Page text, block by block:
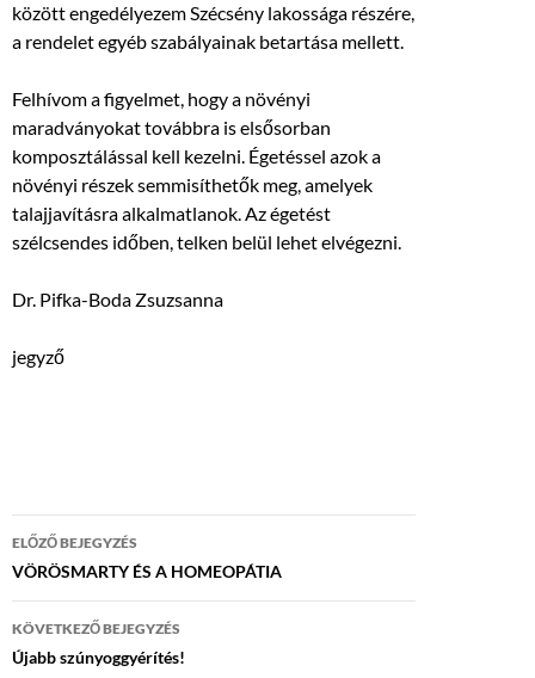
között engedélyezem Szécsény lakossága részére,
a rendelet egyéb szabályainak betartása mellett.
Felhívom a figyelmet, hogy a növényi
maradványokat továbbra is elsősorban
komposztálással kell kezelni. Égetéssel azok a
növényi részek semmisíthetők meg, amelyek
talajjavításra alkalmatlanok. Az égetést
szélcsendes időben, telken belül lehet elvégezni.
Dr. Pifka-Boda Zsuzsanna
jegyző
Bejegyzés
navigáció
ELŐZŐ BEJEGYZÉS
VÖRÖSMARTY ÉS A HOMEOPÁTIA
KÖVETKEZŐ BEJEGYZÉS
Újabb szúnyoggyérítés!